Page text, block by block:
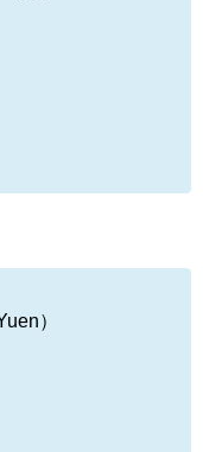
）